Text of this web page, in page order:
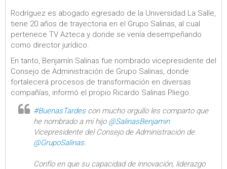
Rodríguez es abogado egresado de la Universidad La Salle,
tiene 20 años de trayectoria en el Grupo Salinas, al cual
pertenece TV Azteca y donde se venía desempeñando
como director jurídico.
En tanto, Benjamín Salinas fue nombrado vicepresidente del
Consejo de Administración de Grupo Salinas, donde
fortalecerá procesos de transformación en diversas
compañías, informó el propio Ricardo Salinas Pliego.
#BuenasTardescon mucho orgullo les comparto que
he nombrado a mi hijo @SalinasBenjamin
Vicepresidente del Consejo de Administración de
@GrupoSalinas.
Confío en que su capacidad de innovación, liderazgo